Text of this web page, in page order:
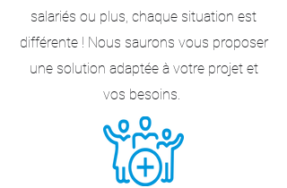
salariés ou plus, chaque situation est
différente ! Nous saurons vous proposer
une solution adaptée à votre projet et
vos besoins.